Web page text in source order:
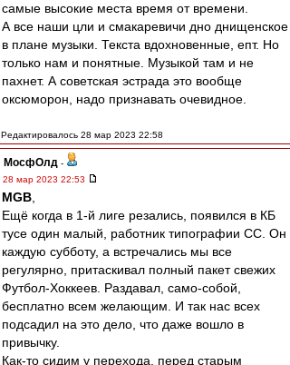
самые высокие места время от времени.
А все наши цли и смакаревичи дно днищенское
в плане музыки. Текста вдохновенные, епт. Но
только нам и понятные. Музыкой там и не
пахнет. А советская эстрада это вообще
оксюморон, надо признавать очевидное.
Редактировалось 28 мар 2023 22:58
МосфОлд -
28 мар 2023 22:53
MGB
Ещё когда в 1-й лиге резались, появился в КБ
тусе один малый, работник типографии СС. Он
каждую субботу, а встречались мы все
регулярно, притаскивал полный пакет свежих
Футбол-Хоккеев. Раздавал, само-собой,
бесплатно всем желающим. И так нас всех
подсадил на это дело, что даже вошло в
привычку.
Как-то сидим у перехода, перед старым